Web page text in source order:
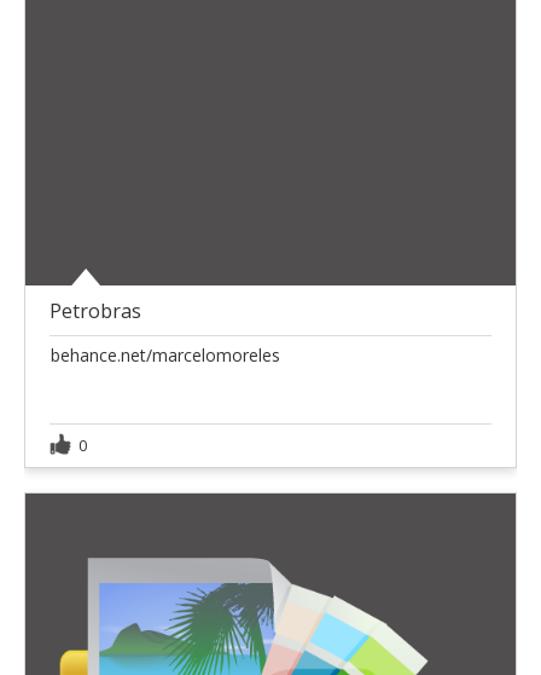
Petrobras
behance.net/marcelomoreles
0